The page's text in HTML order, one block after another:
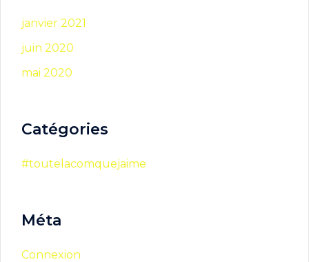
janvier 2021
juin 2020
mai 2020
Catégories
#toutelacomquejaime
Méta
Connexion